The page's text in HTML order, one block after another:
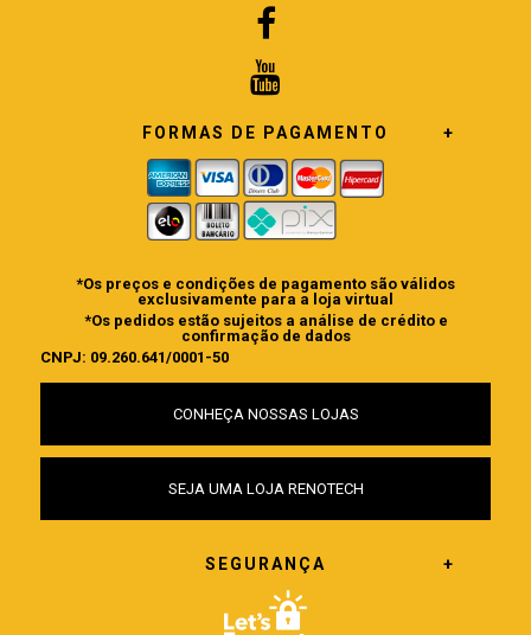
FORMAS DE PAGAMENTO
*Os preços e condições de pagamento são válidos
exclusivamente para a loja virtual
*Os pedidos estão sujeitos a análise de crédito e
confirmação de dados
CNPJ: 09.260.641/0001-50
CONHEÇA NOSSAS LOJAS
SEJA UMA LOJA RENOTECH
SEGURANÇA